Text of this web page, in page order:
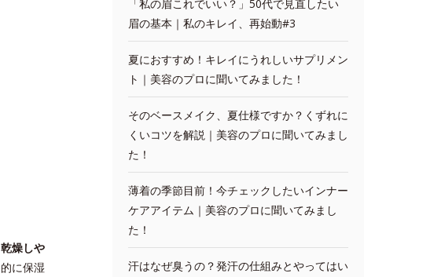
燥しや
に保湿
「私の眉これでいい？」50代で見直したい
眉の基本｜私のキレイ、再始動#3
夏におすすめ！キレイにうれしいサプリメン
ト｜美容のプロに聞いてみました！
そのベースメイク、夏仕様ですか？くずれに
くいコツを解説｜美容のプロに聞いてみまし
た！
薄着の季節目前！今チェックしたいインナー
ケアアイテム｜美容のプロに聞いてみまし
た！
汗はなぜ臭うの？発汗の仕組みとやってはい